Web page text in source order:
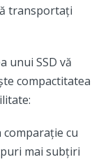
transportați
unui SSD vă
compactitatea
cu
mai subțiri